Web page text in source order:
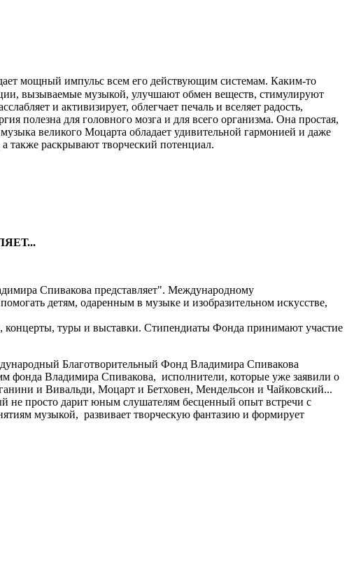
мощный импульс всем его действующим системам. Каким-то
вызываемые музыкой, улучшают обмен веществ, стимулируют
и активизирует, облегчает печаль и вселяет радость,
полезна для головного мозга и для всего организма. Она простая,
великого Моцарта обладает удивительной гармонией и даже
раскрывают творческий потенциал.
Спивакова представляет". Международному
детям, одаренным в музыке и изобразительном искусстве,
туры и выставки. Стипендиаты Фонда принимают участие
Благотворительный Фонд Владимира Спивакова
фонда Владимира Спивакова, исполнители, которые уже заявили о
и Вивальди, Моцарт и Бетховен, Мендельсон и Чайковский...
не просто дарит юным слушателям бесценный опыт встречи с
музыкой, развивает творческую фантазию и формирует